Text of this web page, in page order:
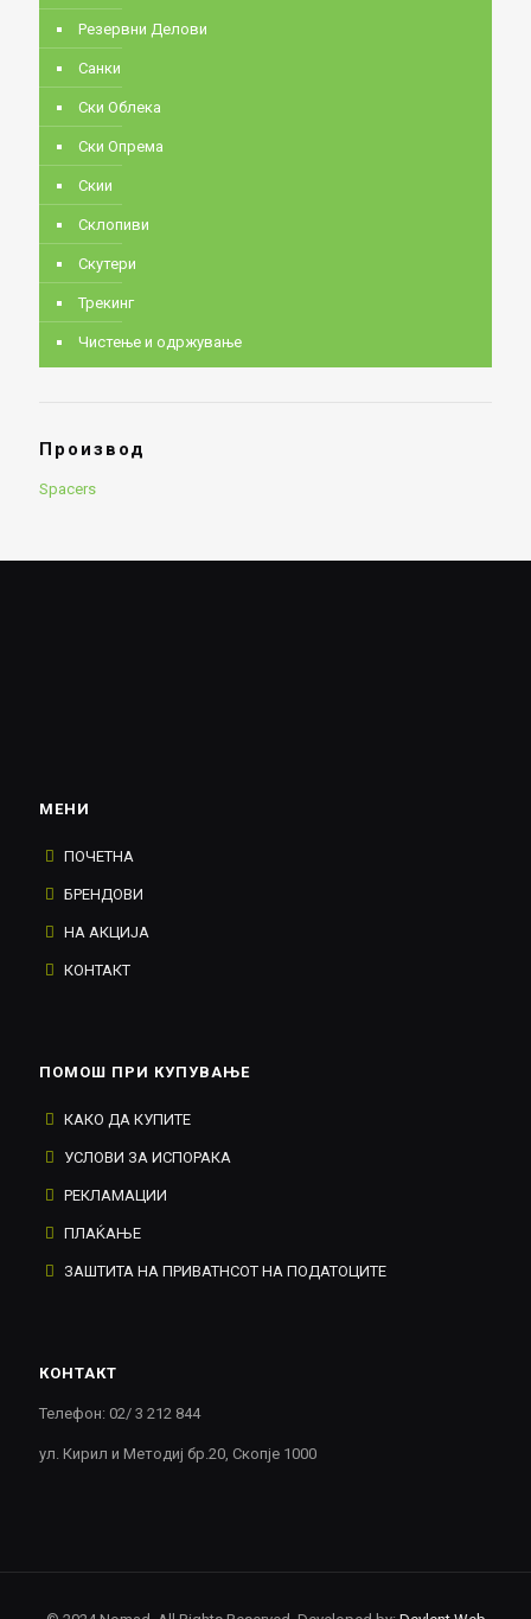
Резервни Делови
Санки
Ски Облека
Ски Опрема
Скии
Склопиви
Скутери
Трекинг
Чистење и одржување
Производ
Spacers
МЕНИ
ПОЧЕТНА
БРЕНДОВИ
НА АКЦИЈА
КОНТАКТ
ПОМОШ ПРИ КУПУВАЊЕ
КАКО ДА КУПИТЕ
УСЛОВИ ЗА ИСПОРАКА
РЕКЛАМАЦИИ
ПЛАЌАЊЕ
ЗАШТИТА НА ПРИВАТНСОТ НА ПОДАТОЦИТЕ
КОНТАКТ
Телефон: 02/ 3 212 844
ул. Кирил и Методиј бр.20, Скопје 1000